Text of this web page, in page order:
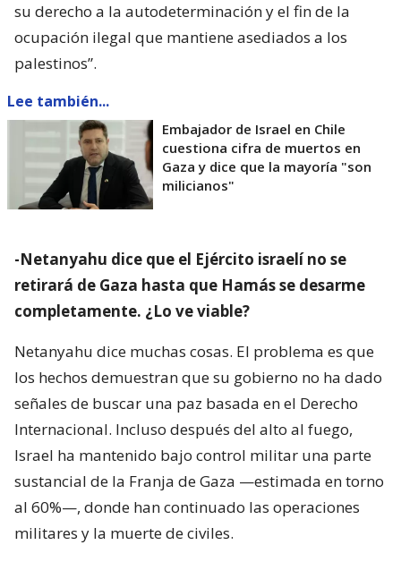
su derecho a la autodeterminación y el fin de la
ocupación ilegal que mantiene asediados a los
palestinos”.
Lee también...
Embajador de Israel en Chile
cuestiona cifra de muertos en
Gaza y dice que la mayoría "son
milicianos"
-Netanyahu dice que el Ejército israelí no se
retirará de Gaza hasta que Hamás se desarme
completamente. ¿Lo ve viable?
Netanyahu dice muchas cosas. El problema es que
los hechos demuestran que su gobierno no ha dado
señales de buscar una paz basada en el Derecho
Internacional. Incluso después del alto al fuego,
Israel ha mantenido bajo control militar una parte
sustancial de la Franja de Gaza —estimada en torno
al 60%—, donde han continuado las operaciones
militares y la muerte de civiles.